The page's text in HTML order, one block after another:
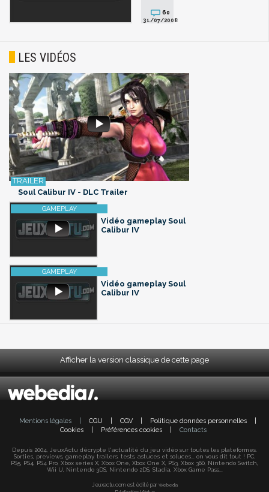
60
31/07/2008
LES VIDÉOS
Soul Calibur IV - DLC Trailer
Vidéo gameplay Soul
Calibur IV
Vidéo gameplay Soul
Calibur IV
Afficher la version classique de cette page
Mentions légales CGU CGV Politique données personnelles
Cookies
Préférences cookies Contacts
Depuis 2004, JeuxActu décrypte l'actualité du jeu vidéo sur toutes les plateformes.
Sorties, previews, gameplay, trailers, tests, astuces et soluces... on vous dit tout ! PC,
PS5, PS4, PS4 Pro, Xbox series X, Xbox One, Xbox One X, PS3, Xbox 360, Nintendo Switch,
Wii U, Nintendo 3DS, Nintendo 2DS, Stadia, Xbox Game Pass...
Jeuxactu.com est édité par Webedia